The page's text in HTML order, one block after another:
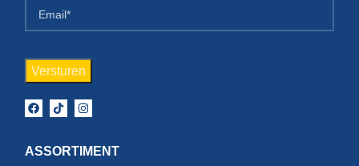
ASSORTIMENT